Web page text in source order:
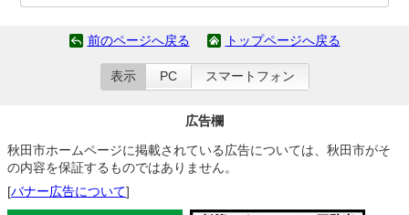
前のページへ戻る トップページへ戻る
表示 PC スマートフォン
広告欄
秋田市ホームページに掲載されている広告については、秋田市がそ
の内容を保証するものではありません。
[バナー広告について]